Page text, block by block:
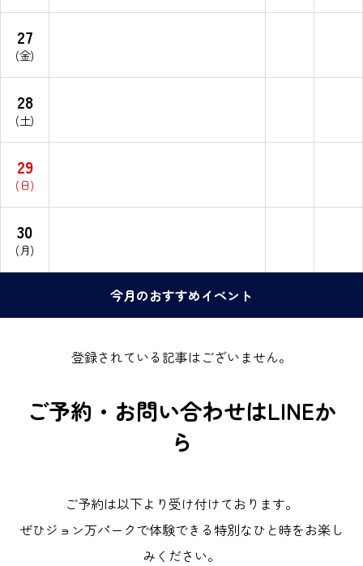
27
(金)
28
(土)
29
(日)
30
(月)
今月のおすすめイベント
登録されている記事はございません。
ご予約・お問い合わせはLINEか
ら
ご予約は以下より受け付けております。
ぜひジョン万パークで体験できる特別なひと時をお楽し
みください。